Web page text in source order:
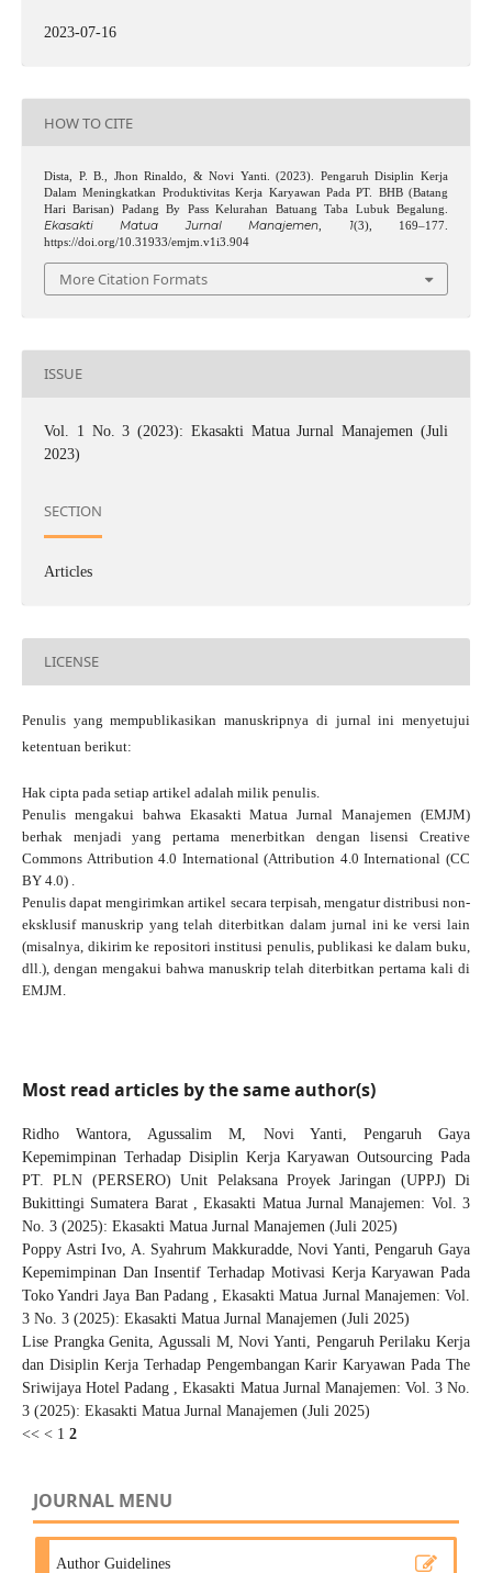
2023-07-16
HOW TO CITE
Dista, P. B., Jhon Rinaldo, & Novi Yanti. (2023). Pengaruh Disiplin Kerja
Dalam Meningkatkan Produktivitas Kerja Karyawan Pada PT. BHB (Batang
Hari Barisan) Padang By Pass Kelurahan Batuang Taba Lubuk Begalung.
Ekasakti Matua Jurnal Manajemen 1(3), 169–177.
https://doi.org/10.31933/emjm.v1i3.904
More Citation Formats
ISSUE
Vol. 1 No. 3 (2023): Ekasakti Matua Jurnal Manajemen (Juli
2023)
SECTION
Articles
LICENSE
Penulis yang mempublikasikan manuskripnya di jurnal ini menyetujui
ketentuan berikut:
Hak cipta pada setiap artikel adalah milik penulis.
Penulis mengakui bahwa Ekasakti Matua Jurnal Manajemen (EMJM)
berhak menjadi yang pertama menerbitkan denganlisensi Creative
Commons Attribution 4.0 International (Attribution 4.0 International (CC
BY 4.0) .
Penulis dapat mengirimkan artikel secara terpisah, mengatur distribusi non-
eksklusif manuskrip yang telah diterbitkan dalam jurnal ini ke versi lain
(misalnya, dikirim ke repositori institusi penulis, publikasi ke dalam buku,
dll.), dengan mengakui bahwa manuskrip telah diterbitkan pertama kali di
EMJM.
Most read articles by the same author(s)
Ridho Wantora, Agussalim M, Novi Yanti, Pengaruh Gaya
Kepemimpinan Terhadap Disiplin Kerja Karyawan Outsourcing Pada
PT. PLN (PERSERO) Unit Pelaksana Proyek Jaringan (UPPJ) Di
Bukittingi Sumatera Barat
,Ekasakti Matua Jurnal Manajemen: Vol. 3
No. 3 (2025): Ekasakti Matua Jurnal Manajemen (Juli 2025)
Poppy Astri Ivo, A. Syahrum Makkuradde, Novi Yanti,Pengaruh Gaya
Kepemimpinan Dan Insentif Terhadap Motivasi Kerja Karyawan Pada
Toko Yandri Jaya Ban Padang
,Ekasakti Matua Jurnal Manajemen: Vol.
3 No. 3 (2025): Ekasakti Matua Jurnal Manajemen (Juli 2025)
Lise Prangka Genita, Agussali M, Novi Yanti, Pengaruh Perilaku Kerja
dan Disiplin Kerja Terhadap Pengembangan Karir Karyawan Pada The
Sriwijaya Hotel Padang
,Ekasakti Matua Jurnal Manajemen: Vol. 3 No.
3 (2025): Ekasakti Matua Jurnal Manajemen (Juli 2025)
<< < 1 2
JOURNAL MENU
Author Guidelines